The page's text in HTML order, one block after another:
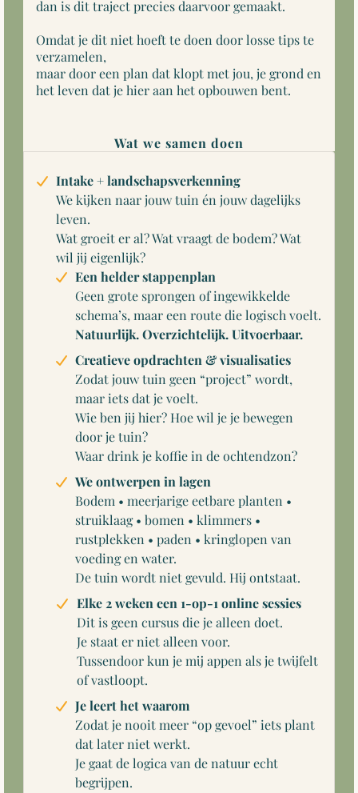
dan is dit traject precies daarvoor gemaakt.
Omdat je dit niet hoeft te doen door losse tips te
verzamelen,
maar door een plan dat klopt met jou, je grond en
het leven dat je hier aan het opbouwen bent.
Wat we samen doen
Intake + landschapsverkenning
We kijken naar jouw tuin én jouw dagelijks
leven.
Wat groeit er al? Wat vraagt de bodem? Wat
wil jij eigenlijk?
Een helder stappenplan
Geen grote sprongen of ingewikkelde
schema’s, maar een route die logisch voelt.
Natuurlijk. Overzichtelijk. Uitvoerbaar.
Creatieve opdrachten & visualisaties
Zodat jouw tuin geen “project” wordt,
maar iets dat je voelt.
Wie ben jij hier? Hoe wil je je bewegen
door je tuin?
Waar drink je koffie in de ochtendzon?
We ontwerpen in lagen
Bodem • meerjarige eetbare planten •
struiklaag • bomen • klimmers •
rustplekken • paden • kringlopen van
voeding en water.
De tuin wordt niet gevuld. Hij ontstaat.
Elke 2 weken een 1-op-1 online sessies
Dit is geen cursus die je alleen doet.
Je staat er niet alleen voor.
Tussendoor kun je mij appen als je twijfelt
of vastloopt.
Je leert het waarom
Zodat je nooit meer “op gevoel” iets plant
dat later niet werkt.
Je gaat de logica van de natuur echt
begrijpen.